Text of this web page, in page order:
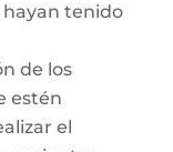
tenido
de los
estén
el